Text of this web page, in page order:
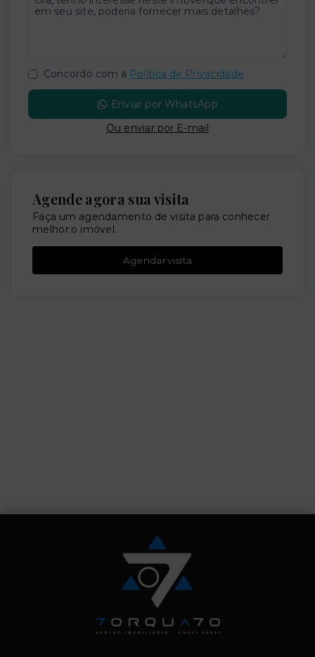
Concordo com a Política de Privacidade
Enviar por WhatsApp
Ou enviar por E-mail
Agende agora sua visita
Faça um agendamento de visita para conhecer
melhor o imóvel.
Agendar visita